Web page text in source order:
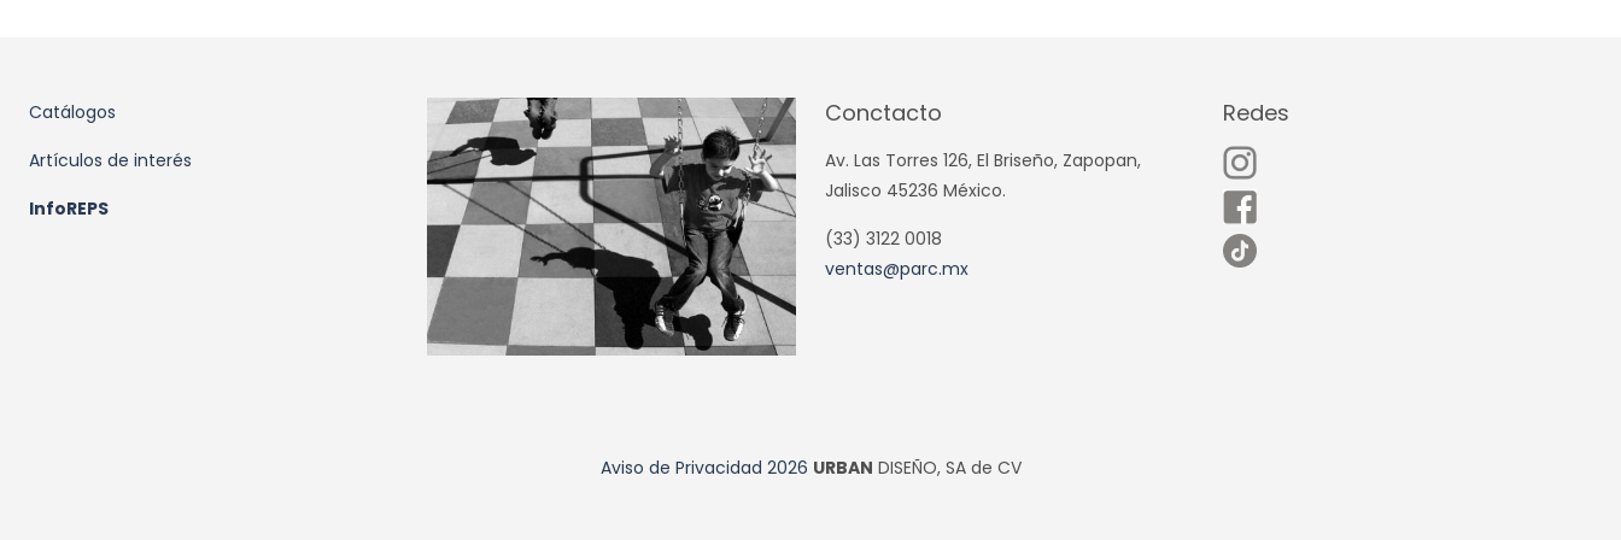
Catálogos
Artículos de interés
InfoREPS
Conctacto
Av. Las Torres 126, El Briseño, Zapopan,
Jalisco 45236 México.
(33) 3122 0018
ventas@parc.mx
Redes
Aviso de Privacidad 2026 URBAN DISEÑO, SA de CV